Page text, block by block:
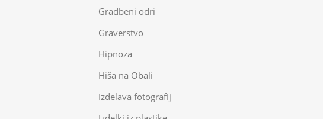
Gradbeni odri
Graverstvo
Hipnoza
Hiša na Obali
Izdelava fotografij